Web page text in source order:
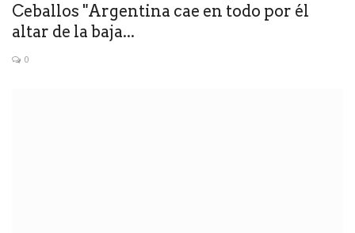
Ceballos "Argentina cae en todo por él
altar de la baja...
0